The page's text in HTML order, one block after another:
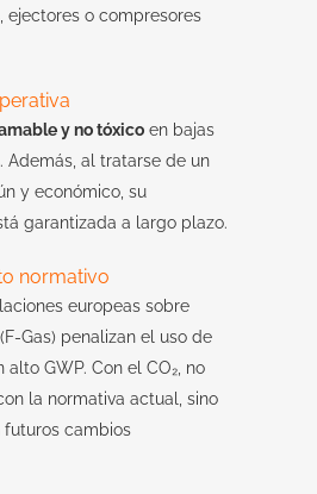
ejectores o compresores
y no tóxico en bajas
Además, al tratarse de un
y económico, su
garantizada a largo plazo.
normativo
europeas sobre
Gas) penalizan el uso de
GWP. Con el CO₂, no
la normativa actual, sino
cambios